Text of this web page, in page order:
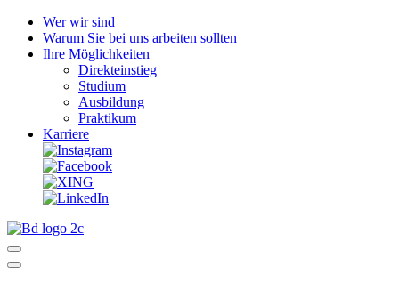
Wer wir sind
Warum Sie bei uns arbeiten sollten
Ihre Möglichkeiten
Direkteinstieg
Studium
Ausbildung
Praktikum
Karriere